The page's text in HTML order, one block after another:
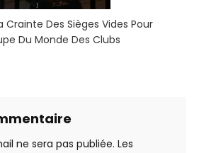
Crainte Des Sièges Vides Pour
Du Monde Des Clubs
ne sera pas publiée. Les